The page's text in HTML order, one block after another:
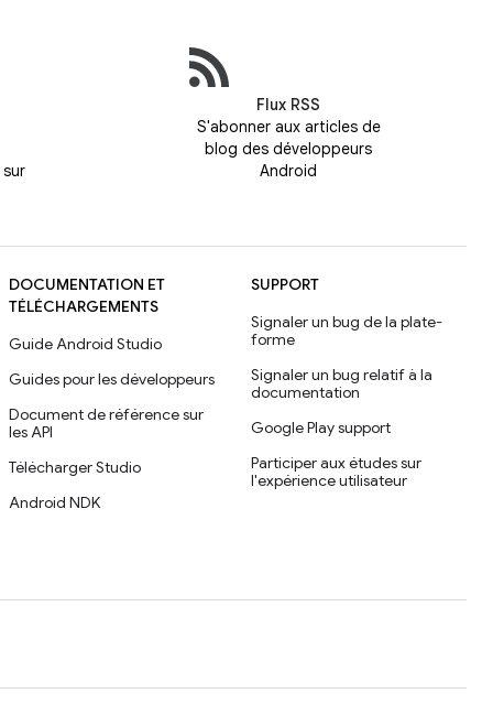
Flux RSS
S'abonner aux articles de
blog des développeurs
Android
DOCUMENTATION ET
TÉLÉCHARGEMENTS
Guide Android Studio
Guides pour les développeurs
Document de référence sur
les API
Télécharger Studio
Android NDK
SUPPORT
Signaler un bug de la plate-
forme
Signaler un bug relatif à la
documentation
Google Play support
Participer aux études sur
l'expérience utilisateur